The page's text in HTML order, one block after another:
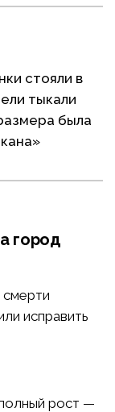
стояли в
тыкали
была
город
смерти
исправить
рост —